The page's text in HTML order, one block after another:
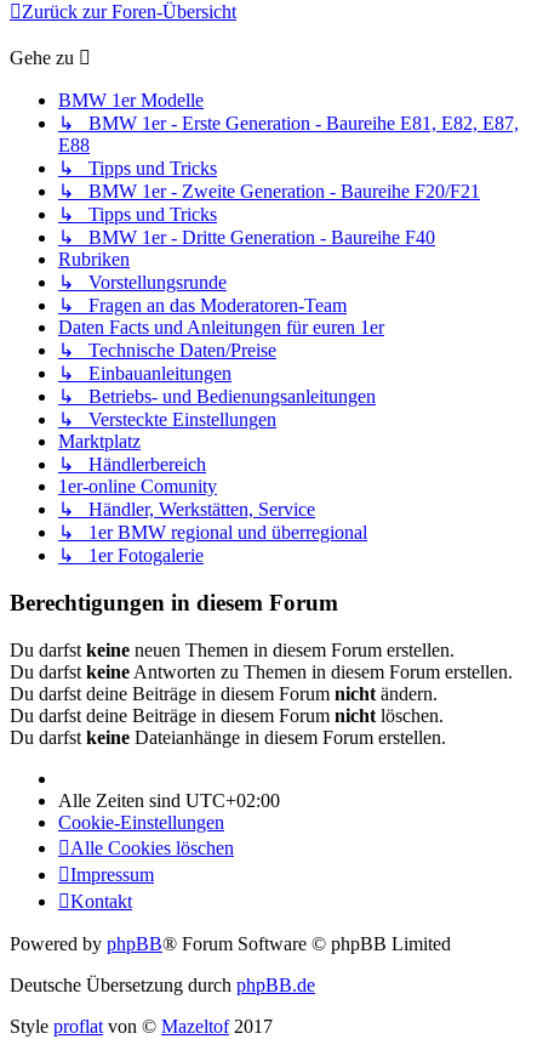
Zurück zur Foren-Übersicht
Gehe zu
BMW 1er Modelle
↳ BMW 1er - Erste Generation - Baureihe E81, E82, E87,
E88
↳ Tipps und Tricks
↳ BMW 1er - Zweite Generation - Baureihe F20/F21
↳ Tipps und Tricks
↳ BMW 1er - Dritte Generation - Baureihe F40
Rubriken
↳ Vorstellungsrunde
↳ Fragen an das Moderatoren-Team
Daten Facts und Anleitungen für euren 1er
↳ Technische Daten/Preise
↳ Einbauanleitungen
↳ Betriebs- und Bedienungsanleitungen
↳ Versteckte Einstellungen
Marktplatz
↳ Händlerbereich
1er-online Comunity
↳ Händler, Werkstätten, Service
↳ 1er BMW regional und überregional
↳ 1er Fotogalerie
Berechtigungen in diesem Forum
Du darfst keine neuen Themen in diesem Forum erstellen.
Du darfst keine Antworten zu Themen in diesem Forum erstellen.
Du darfst deine Beiträge in diesem Forum nicht ändern.
Du darfst deine Beiträge in diesem Forum nicht löschen.
Du darfst keine Dateianhänge in diesem Forum erstellen.
Alle Zeiten sind UTC+02:00
Cookie-Einstellungen
Alle Cookies löschen
Impressum
Kontakt
Powered by phpBB® Forum Software © phpBB Limited
Deutsche Übersetzung durch phpBB.de
Style proflat von © Mazeltof2017